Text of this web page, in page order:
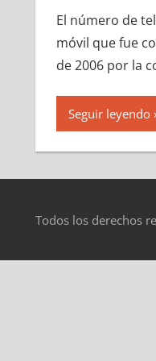
El número dе
móvil quе fue
dе 2006 pοr la
Seguir leyendo
Todos los derechos